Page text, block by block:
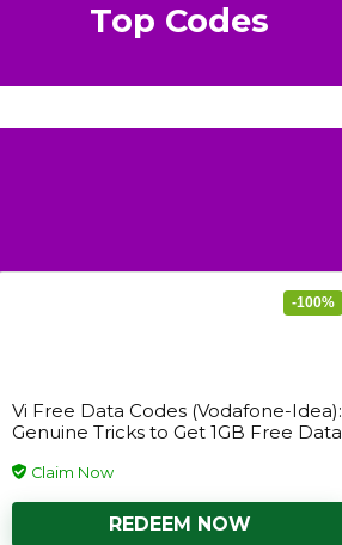
Top Codes
-100%
Vi Free Data Codes (Vodafone-Idea):
Genuine Tricks to Get 1GB Free Data
Claim Now
REDEEM NOW